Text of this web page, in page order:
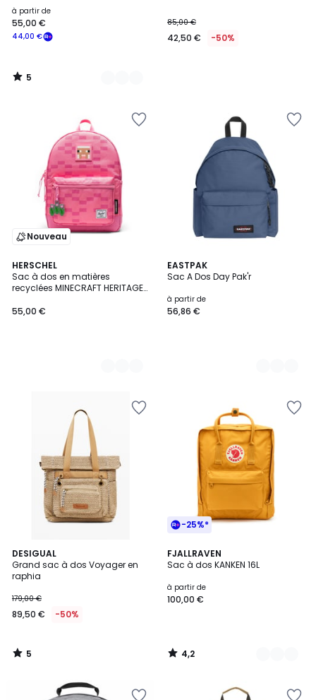
à partir de
44,00 €
55,00 €
5
/
85,00 €
42,50 € -50%
Nouveau
HERSCHEL
Sac à dos en matières
recyclées MINECRAFT HERITAGE
55,00 €
2
Couleurs
EASTPAK
Sac A Dos Day Pak'r
à partir de
56,86 €
11
Couleurs
DESIGUAL
Grand sac à dos Voyager en
raphia
179,00 €
89,50 € -50%
5
/
5
5
/
-25%*
FJALLRAVEN
Sac à dos KANKEN 16L
à partir de
100,00 €
4,2
/ 5
14
Couleurs
4,2
/